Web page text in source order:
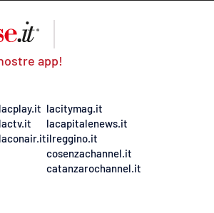
app!
lacplay.it
lactv.it
laconair.it
lacitymag.it
lacapitalenews.it
ilreggino.it
cosenzachannel.it
catanzarochannel.it